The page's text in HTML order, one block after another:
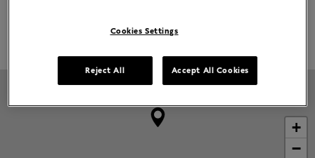
Grabado disponible
+
−
Cookies Settings
Reject All Accept All Cookies